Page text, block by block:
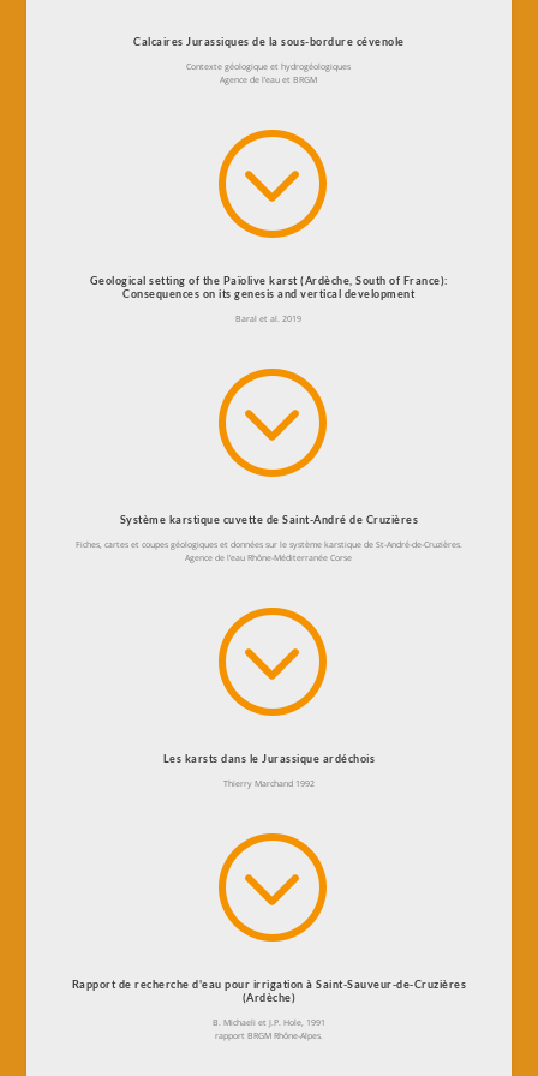
Calcaires Jurassiques de la sous-bordure cévenole
Contexte géologique et hydrogéologiques
Agence de l’eau et BRGM
;
Geological setting of the Païolive karst (Ardèche, South of France):
Consequences on its genesis and vertical development
Baral et al. 2019
;
Système karstique cuvette de Saint-André de Cruzières
Fiches, cartes et coupes géologiques et données sur le système karstique de St-André-de-Cruzières.
Agence de l’eau Rhône-Méditerranée Corse
;
Les karsts dans le Jurassique ardéchois
Thierry Marchand 1992
;
Rapport de recherche d'eau pour irrigation à Saint-Sauveur-de-Cruzières
(Ardèche)
B. Michaeli et J.P. Hole, 1991
rapport BRGM Rhône-Alpes.